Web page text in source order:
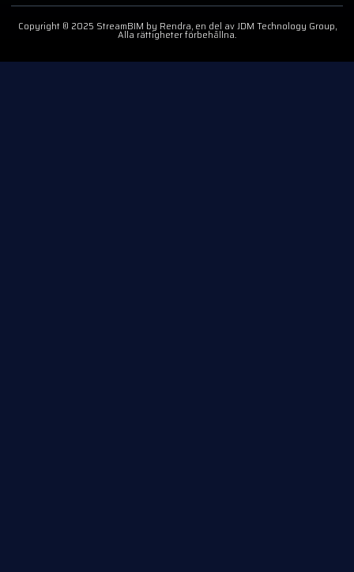
Copyright © 2025 StreamBIM by Rendra, en del av JDM Technology Group,
Alla rättigheter förbehållna.